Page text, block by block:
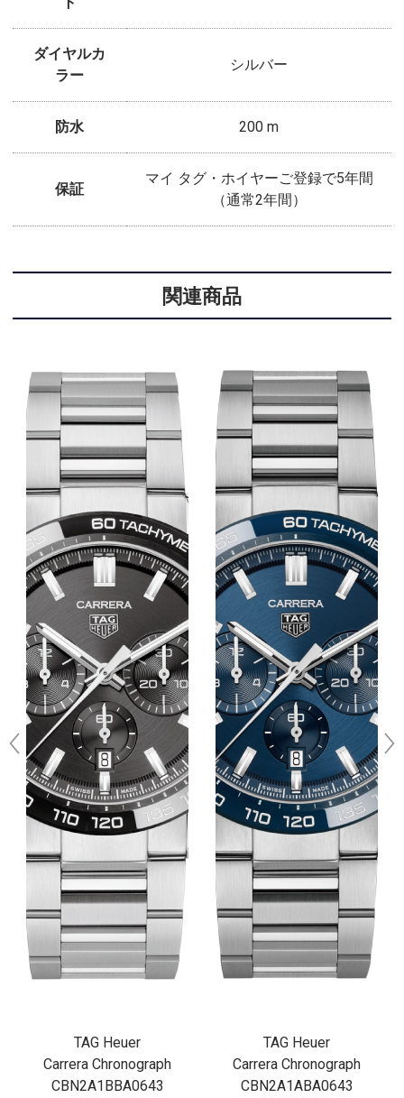
ダイヤルカ
ラー
シルバー
防水 200 m
保証
マイ タグ・ホイヤーご登録で5年間
（通常2年間）
関連商品
TAG Heuer
Carrera Chronograph
CBN2A1BBA0643
TAG Heuer
Carrera Chronograph
CBN2A1ABA0643